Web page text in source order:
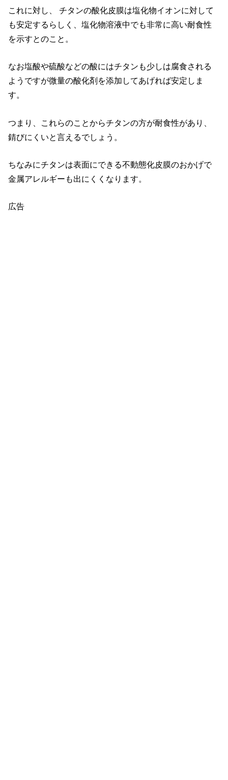
これに対し、 チタンの酸化皮膜は塩化物イオンに対して
も安定するらしく、塩化物溶液中でも非常に高い耐食性
を示すとのこと。
なお塩酸や硫酸などの酸にはチタンも少しは腐食される
ようですが微量の酸化剤を添加してあげれば安定しま
す。
つまり、これらのことからチタンの方が耐食性があり、
錆びにくいと言えるでしょう。
ちなみにチタンは表面にできる不動態化皮膜のおかげで
金属アレルギーも出にくくなります。
広告